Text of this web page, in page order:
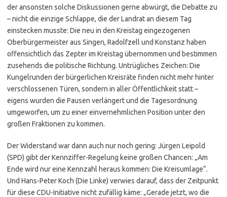
der ansonsten solche Diskussionen gerne abwürgt, die Debatte zu
– nicht die einzige Schlappe, die der Landrat an diesem Tag
einstecken musste: Die neu in den Kreistag eingezogenen
Oberbürgermeister aus Singen, Radolfzell und Konstanz haben
offensichtlich das Zepter im Kreistag übernommen und bestimmen
zusehends die politische Richtung. Untrügliches Zeichen: Die
Kungelrunden der bürgerlichen Kreisräte finden nicht mehr hinter
verschlossenen Türen, sondern in aller Öffentlichkeit statt –
eigens wurden die Pausen verlängert und die Tagesordnung
umgeworfen, um zu einer einvernehmlichen Position unter den
großen Fraktionen zu kommen.
Der Widerstand war dann auch nur noch gering: Jürgen Leipold
(SPD) gibt der Kennziffer-Regelung keine großen Chancen: „Am
Ende wird nur eine Kennzahl heraus kommen: Die Kreisumlage“.
Und Hans-Peter Koch (Die Linke) verwies darauf, dass der Zeitpunkt
für diese CDU-Initiative nicht zufällig käme: „Gerade jetzt, wo die